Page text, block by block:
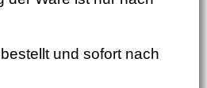
und sofort nach